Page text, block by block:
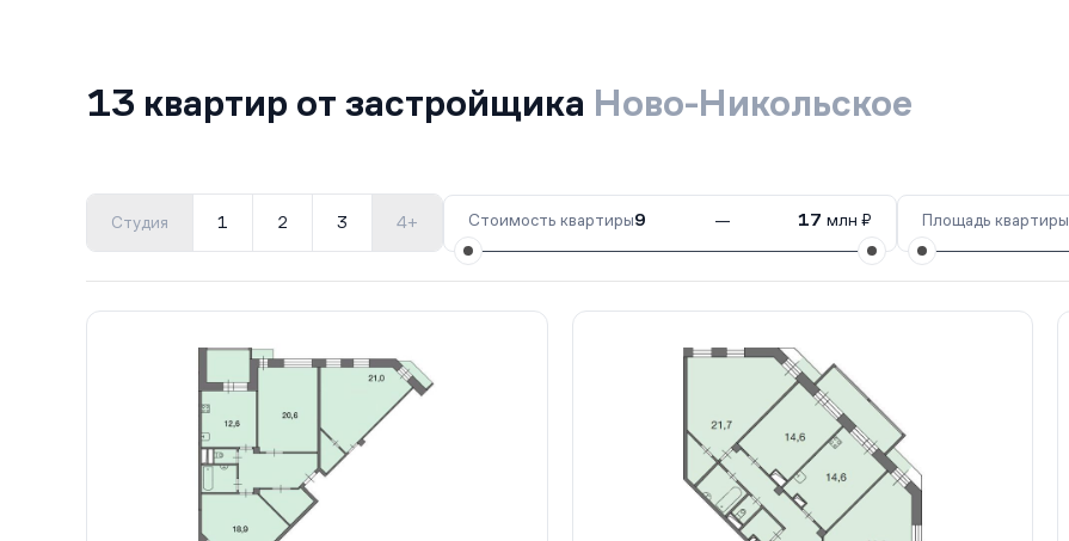
13 квартир от застройщика Ново-Никольское
Студия 1 2 3 4+ Стоимость квартиры9 — 17 млн ₽ Площадь квартиры
Все корпуса 10 (д. 12)10 кв. Сдан 7 (д. 1)1 кв.Сдан Сдан 4 (д. 6)1 кв. Сдан